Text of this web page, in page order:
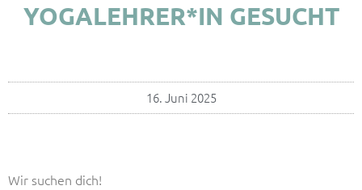
YOGALEHRER*IN GESUCHT
16. Juni 2025
Wir suchen dich!